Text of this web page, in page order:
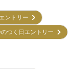
ントリー
つく日エントリー